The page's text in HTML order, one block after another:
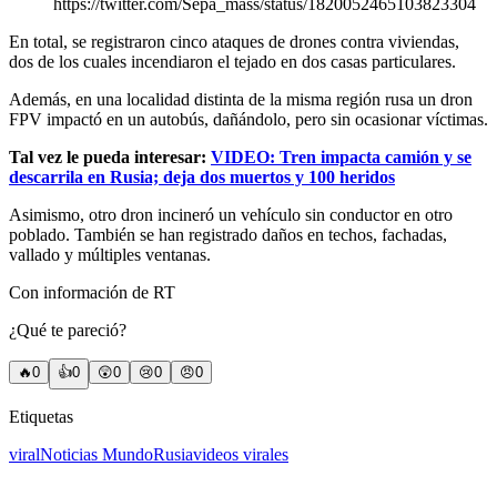
En total, se registraron cinco ataques de drones contra viviendas,
dos de los cuales incendiaron el tejado en dos casas particulares.
Además, en una localidad distinta de la misma región rusa un dron
FPV impactó en un autobús, dañándolo, pero sin ocasionar víctimas.
Tal vez le pueda interesar: VIDEO: Tren impacta camión y se
descarrila en Rusia; deja dos muertos y 100 heridos
Asimismo, otro dron incineró un vehículo sin conductor en otro
poblado. También se han registrado daños en techos, fachadas,
vallado y múltiples ventanas.
Con información de RT
¿Qué te pareció?
🔥0 👍0 😲0 😢0 😠0
Etiquetas
viralNoticias MundoRusiavideos virales